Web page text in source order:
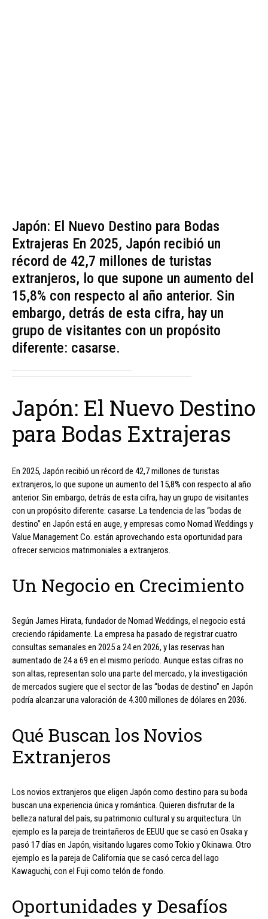
Japón: El Nuevo Destino para Bodas
Extrajeras En 2025, Japón recibió un
récord de 42,7 millones de turistas
extranjeros, lo que supone un aumento del
15,8% con respecto al año anterior. Sin
embargo, detrás de esta cifra, hay un
grupo de visitantes con un propósito
diferente: casarse.
Japón: El Nuevo Destino
para Bodas Extrajeras
En 2025, Japón recibió un récord de 42,7 millones de turistas
extranjeros, lo que supone un aumento del 15,8% con respecto al año
anterior. Sin embargo, detrás de esta cifra, hay un grupo de visitantes
con un propósito diferente: casarse. La tendencia de las “bodas de
destino” en Japón está en auge, y empresas como Nomad Weddings y
Value Management Co. están aprovechando esta oportunidad para
ofrecer servicios matrimoniales a extranjeros.
Un Negocio en Crecimiento
Según James Hirata, fundador de Nomad Weddings, el negocio está
creciendo rápidamente. La empresa ha pasado de registrar cuatro
consultas semanales en 2025 a 24 en 2026, y las reservas han
aumentado de 24 a 69 en el mismo período. Aunque estas cifras no
son altas, representan solo una parte del mercado, y la investigación
de mercados sugiere que el sector de las “bodas de destino” en Japón
podría alcanzar una valoración de 4.300 millones de dólares en 2036.
Qué Buscan los Novios
Extranjeros
Los novios extranjeros que eligen Japón como destino para su boda
buscan una experiencia única y romántica. Quieren disfrutar de la
belleza natural del país, su patrimonio cultural y su arquitectura. Un
ejemplo es la pareja de treintañeros de EEUU que se casó en Osaka y
pasó 17 días en Japón, visitando lugares como Tokio y Okinawa. Otro
ejemplo es la pareja de California que se casó cerca del lago
Kawaguchi, con el Fuji como telón de fondo.
Oportunidades y Desafíos